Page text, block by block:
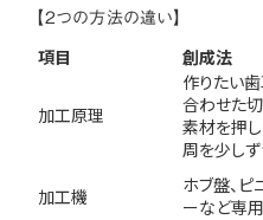
【2つの方法の違い】
項目 創成法
加工原理
作りたい
合わせた
素材を押
周を少し
加工機
ホブ盤、ピ
ーなど専